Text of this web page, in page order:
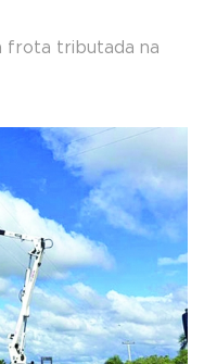
frota tributada na